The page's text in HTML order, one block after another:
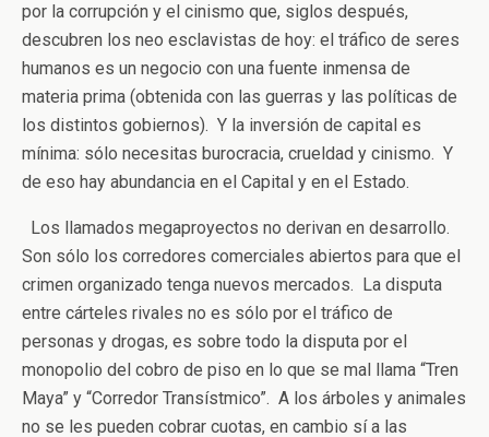
por la corrupción y el cinismo que, siglos después,
descubren los neo esclavistas de hoy: el tráfico de seres
humanos es un negocio con una fuente inmensa de
materia prima (obtenida con las guerras y las políticas de
los distintos gobiernos). Y la inversión de capital es
mínima: sólo necesitas burocracia, crueldad y cinismo. Y
de eso hay abundancia en el Capital y en el Estado.
Los llamados megaproyectos no derivan en desarrollo.
Son sólo los corredores comerciales abiertos para que el
crimen organizado tenga nuevos mercados. La disputa
entre cárteles rivales no es sólo por el tráfico de
personas y drogas, es sobre todo la disputa por el
monopolio del cobro de piso en lo que se mal llama “Tren
Maya” y “Corredor Transístmico”. A los árboles y animales
no se les pueden cobrar cuotas, en cambio sí a las